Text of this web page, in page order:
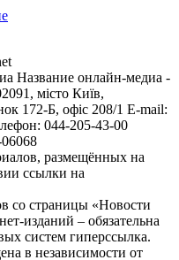
Название онлайн-медиа -
місто Київ,
Б, офіс 208/1 E-mail:
044-205-43-00
размещённых на
ссылки на
со страницы «Новости
изданий – обязательна
систем гиперссылка.
в независимости от